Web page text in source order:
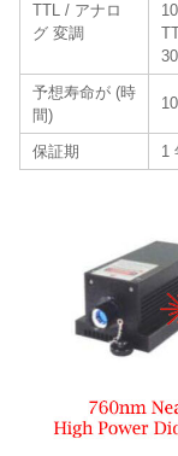
TTL / アナロ
グ 変調
予想寿命が (時
間)
保証期 1